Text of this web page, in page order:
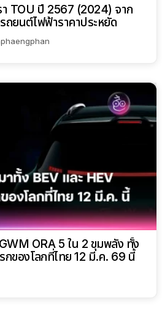
TOU ปี 2567 (2024) จาก
ถยนต์ไฟฟ้าราคาประหยัด
ORA 5 ใน 2 ขุมพลัง ทั้ง
กของโลกที่ไทย 12 มี.ค. 69 นี้